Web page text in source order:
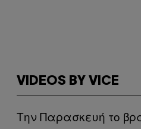
VIDEOS BY VICE
Την Παρασκευή το